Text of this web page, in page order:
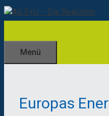
Zum
Inhalt
Menü
Europas